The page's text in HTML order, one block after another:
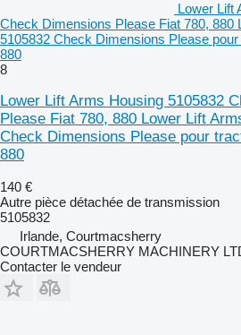
Lower Lift
Check Dimensions Please Fiat 780, 880
5105832 Check Dimensions Please
880
8
Lower Lift Arms Housing 5105832
Please Fiat 780, 880 Lower Lift
Check Dimensions Please pour
880
140 €
Autre pièce détachée de transmission
5105832
Irlande, Courtmacsherry
COURTMACSHERRY MACHINERY
Contacter le vendeur